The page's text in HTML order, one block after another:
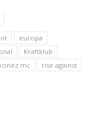
europa
Kraftklub
mc
rise against